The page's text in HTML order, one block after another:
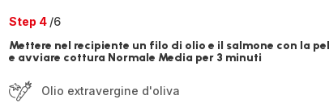
Step 4 /6
Mettere nel recipiente un filo di olio e il salmone con la
e avviare cottura Normale Media per 3 minuti
Olio extravergine d'oliva